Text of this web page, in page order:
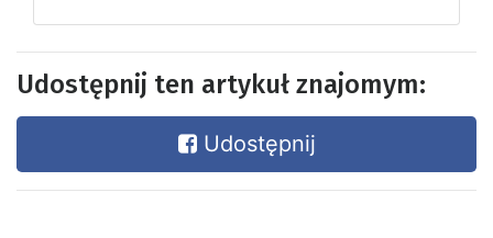
Udostępnij ten artykuł znajomym:
Udostępnij